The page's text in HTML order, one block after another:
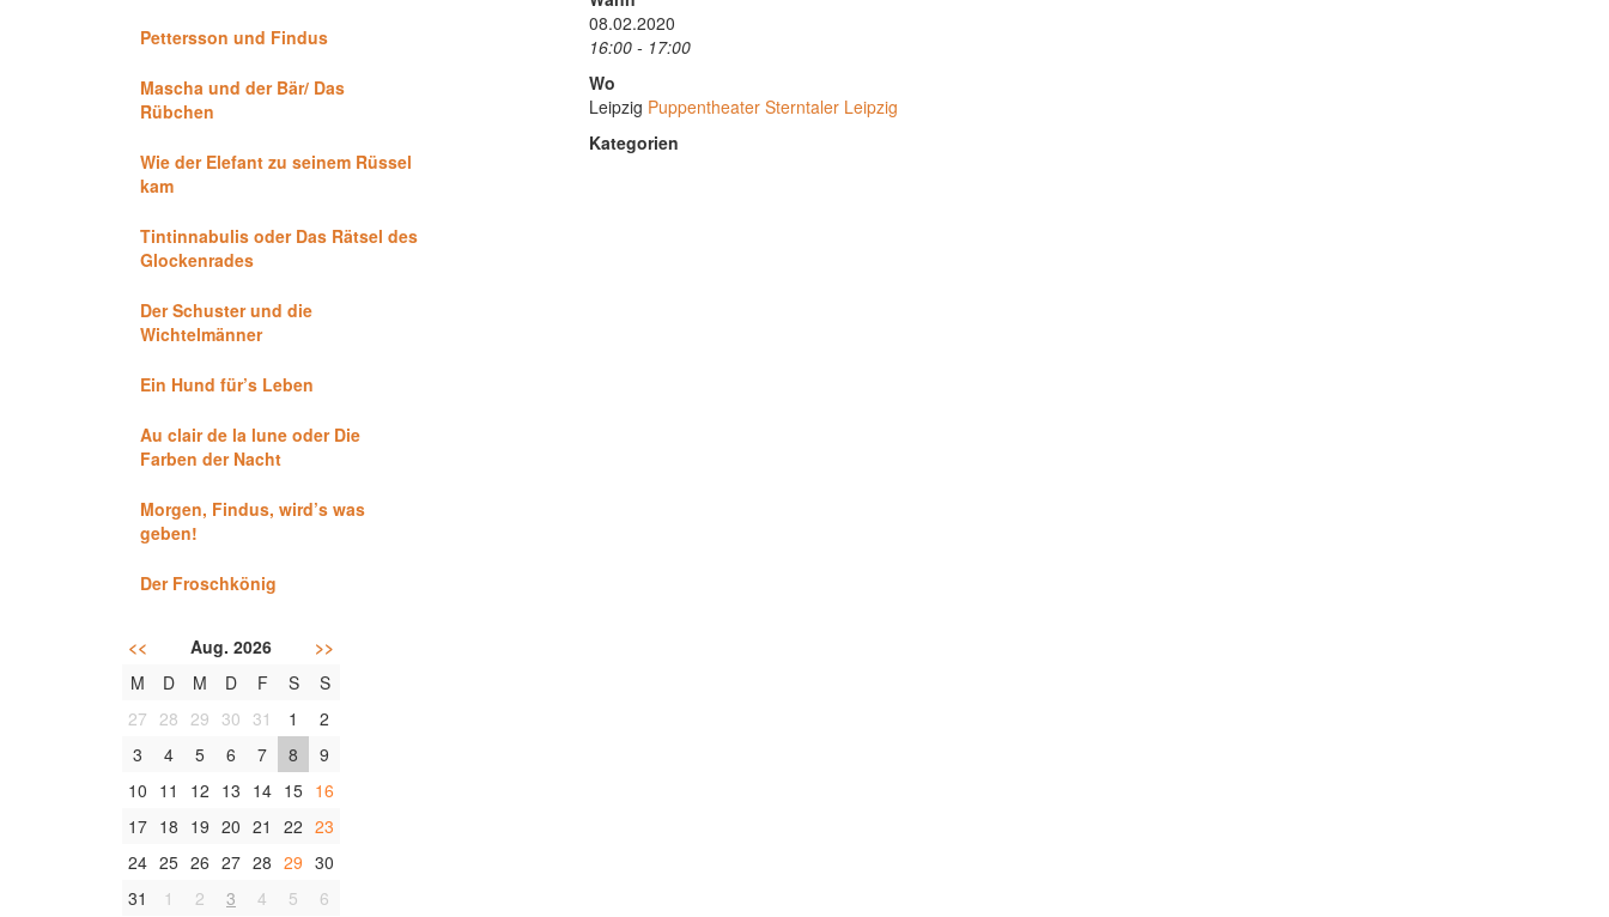
Pettersson und Findus
Mascha und der Bär/ Das
Rübchen
Wie der Elefant zu seinem Rüssel
kam
Tintinnabulis oder Das Rätsel des
Glockenrades
Der Schuster und die
Wichtelmänner
Ein Hund für’s Leben
Au clair de la lune oder Die
Farben der Nacht
Morgen, Findus, wird’s was
geben!
Der Froschkönig
<< Aug. 2026
>>
M
D M D F S
S
27 28 29 30 31 1
2
3
4 5 6 7 8
9
10 11 12 13 14 15 16
17 18 19 20 21 22 23
24 25 26 27 28 29 30
31
1 2 3 4 5 6
08.02.2020
16:00 - 17:00
Wo
Leipzig Puppentheater Sterntaler Leipzig
Kategorien